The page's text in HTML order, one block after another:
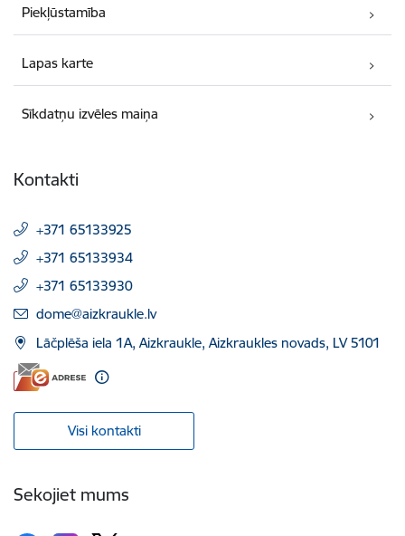
Piekļūstamība
Lapas karte
Sīkdatņu izvēles maiņa
Kontakti
+371 65133925
+371 65133934
+371 65133930
E-pasts:
dome@aizkraukle.lv
Lāčplēša iela 1A, Aizkraukle, Aizkraukles novads, LV 5101
Visi kontakti
Sekojiet mums